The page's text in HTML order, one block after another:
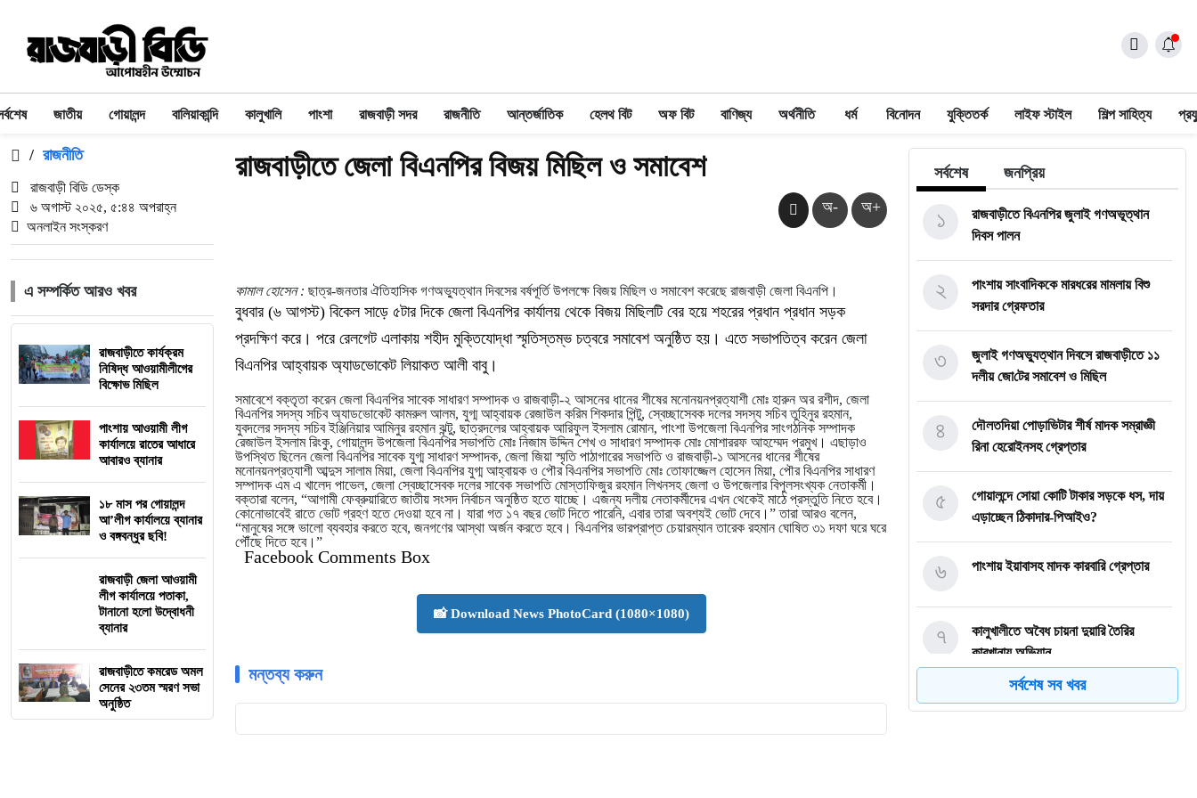
জাতীয় গোয়ালন্দ বালিয়াকান্দি কালুখালি পাংশা রাজবাড়ী সদর রাজনীতি আন্তর্জাতিক হেলথ বিট অফ বিট বাণিজ্য অর্থনীতি ধর্ম বিনোদন যুক্তিতর্ক লাইফ স্টাইল শিল্প সাহিত্য
/ রাজনীতি
রাজবাড়ী বিডি ডেস্ক
৬ অগাস্ট ২০২৫, ৫:৪৪ অপরাহ্ন
অনলাইন সংস্করণ
এ সম্পর্কিত আরও খবর
রাজবাড়ীতে কার্যক্রম
নিষিদ্ধ আওয়ামীলীগের
বিক্ষোভ মিছিল
পাংশায় আওয়ামী লীগ
কার্যালয়ে রাতের আধারে
আবারও ব্যানার
১৮ মাস পর গোয়ালন্দ
আ’লীগ কার্যালয়ে ব্যানার
ও বঙ্গবন্ধুর ছবি!
রাজবাড়ী জেলা আওয়ামী
লীগ কার্যালয়ে পতাকা,
টানানো হলো উদ্বোধনী
ব্যানার
রাজবাড়ীতে কমরেড অমল
সেনের ২৩তম স্মরণ সভা
অনুষ্ঠিত
রাজবাড়ীতে জেলা বিএনপির বিজয় মিছিল ও সমাবেশ
অ- অ+
কামাল হোসেন : ছাত্র-জনতার ঐতিহাসিক গণঅভ্যুত্থান দিবসের বর্ষপূর্তি উপলক্ষে বিজয় মিছিল ও সমাবেশ করেছে রাজবাড়ী জেলা বিএনপি।
বুধবার (৬ আগস্ট) বিকেল সাড়ে ৫টার দিকে জেলা বিএনপির কার্যালয় থেকে বিজয় মিছিলটি বের হয়ে শহরের প্রধান প্রধান সড়ক
প্রদক্ষিণ করে। পরে রেলগেট এলাকায় শহীদ মুক্তিযোদ্ধা স্মৃতিস্তম্ভ চত্বরে সমাবেশ অনুষ্ঠিত হয়। এতে সভাপতিত্ব করেন জেলা
বিএনপির আহ্বায়ক অ্যাডভোকেট লিয়াকত আলী বাবু।
সমাবেশে বক্তৃতা করেন জেলা বিএনপির সাবেক সাধারণ সম্পাদক ও রাজবাড়ী-২ আসনের ধানের শীষের মনোনয়নপ্রত্যাশী মোঃ হারুন অর রশীদ, জেলা
বিএনপির সদস্য সচিব অ্যাডভোকেট কামরুল আলম, যুগ্ম আহ্বায়ক রেজাউল করিম শিকদার পিন্টু, স্বেচ্ছাসেবক দলের সদস্য সচিব তুহিনুর রহমান,
যুবদলের সদস্য সচিব ইঞ্জিনিয়ার আমিনুর রহমান ঝন্টু, ছাত্রদলের আহ্বায়ক আরিফুল ইসলাম রোমান, পাংশা উপজেলা বিএনপির সাংগঠনিক সম্পাদক
রেজাউল ইসলাম রিংকু, গোয়ালন্দ উপজেলা বিএনপির সভাপতি মোঃ নিজাম উদ্দিন শেখ ও সাধারণ সম্পাদক মোঃ মোশাররফ আহম্মেদ প্রমুখ। এছাড়াও
উপস্থিত ছিলেন জেলা বিএনপির সাবেক যুগ্ম সাধারণ সম্পাদক, জেলা জিয়া স্মৃতি পাঠাগারের সভাপতি ও রাজবাড়ী-১ আসনের ধানের শীষের
মনোনয়নপ্রত্যাশী আব্দুস সালাম মিয়া, জেলা বিএনপির যুগ্ম আহ্বায়ক ও পৌর বিএনপির সভাপতি মোঃ তোফাজ্জেল হোসেন মিয়া, পৌর বিএনপির সাধারণ
সম্পাদক এম এ খালেদ পাভেল, জেলা স্বেচ্ছাসেবক দলের সাবেক সভাপতি মোস্তাফিজুর রহমান লিখনসহ জেলা ও উপজেলার বিপুলসংখ্যক নেতাকর্মী।
বক্তারা বলেন, “আগামী ফেব্রুয়ারিতে জাতীয় সংসদ নির্বাচন অনুষ্ঠিত হতে যাচ্ছে। এজন্য দলীয় নেতাকর্মীদের এখন থেকেই মাঠে প্রস্তুতি নিতে হবে।
কোনোভাবেই রাতে ভোট গ্রহণ হতে দেওয়া হবে না। যারা গত ১৭ বছর ভোট দিতে পারেনি, এবার তারা অবশ্যই ভোট দেবে।” তারা আরও বলেন,
“মানুষের সঙ্গে ভালো ব্যবহার করতে হবে, জনগণের আস্থা অর্জন করতে হবে। বিএনপির ভারপ্রাপ্ত চেয়ারম্যান তারেক রহমান ঘোষিত ৩১ দফা ঘরে ঘরে
পৌঁছে দিতে হবে।”
Facebook Comments Box
📸 Download News PhotoCard (1080×1080)
মন্তব্য করুন
সর্বশেষ জনপ্রিয়
রাজবাড়ীতে বিএন‌পির জুলাই গণঅভূত্থান
দিবস পালন
১
পাংশায় সাংবাদিককে মারধরের মামলায় বিশু
সরদার গ্রেফতার
২
জুলাই গণঅভ্যুত্থান দিবসে রাজবাড়ীতে ১১
দলীয় জো‌টের সমাবেশ ও মি‌ছিল
৩
দৌলতদিয়া পোড়াভিটার শীর্ষ মাদক সম্রাজ্ঞী
রিনা হেরোইনসহ গ্রেপ্তার
৪
গোয়ালন্দে সোয়া কোটি টাকার সড়কে ধস, দায়
এড়াচ্ছেন ঠিকাদার-পিআইও?
৫
পাংশায় ইয়াবাসহ মাদক কারবারি গ্রেপ্তার
৬
কালুখালীতে অবৈধ চায়না দুয়ারি তৈরির
কারখানায় অভিযান
৭
গোয়ালন্দের নবাগত ইউএনও সাইফুল হুদার
৮
সর্বশেষ সব খবর